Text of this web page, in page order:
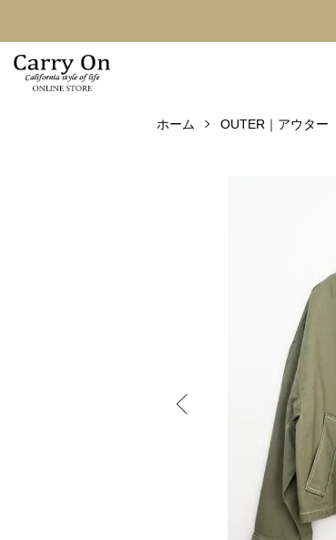
ホーム OUTER｜アウター